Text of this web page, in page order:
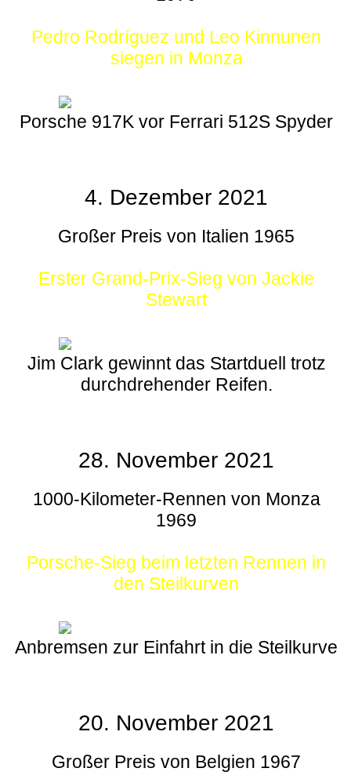
Pedro Rodríguez und Leo Kinnunen
siegen in Monza
Porsche 917K vor Ferrari 512S Spyder
4. Dezember 2021
Großer Preis von Italien 1965
Erster Grand-Prix-Sieg von Jackie
Stewart
Jim Clark gewinnt das Startduell trotz
durchdrehender Reifen.
28. November 2021
1000-Kilometer-Rennen von Monza
1969
Porsche-Sieg beim letzten Rennen in
den Steilkurven
Anbremsen zur Einfahrt in die Steilkurve
20. November 2021
Großer Preis von Belgien 1967